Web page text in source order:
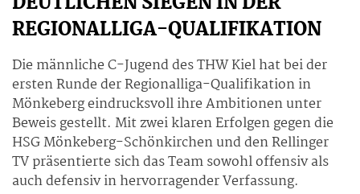
REGIONALLIGA-QUALIFIKATION
Die männliche C-Jugend des THW Kiel hat bei der
ersten Runde der Regionalliga-Qualifikation in
Mönkeberg eindrucksvoll ihre Ambitionen unter
Beweis gestellt. Mit zwei klaren Erfolgen gegen die
HSG Mönkeberg-Schönkirchen und den Rellinger
TV präsentierte sich das Team sowohl offensiv als
auch defensiv in hervorragender Verfassung.